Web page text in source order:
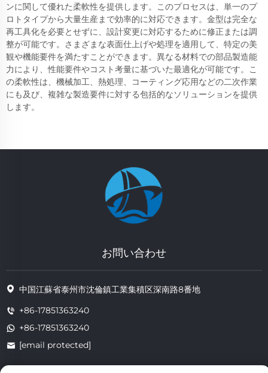
ンに関して優れた柔軟性を提供します。このプロセスは、単一のプ
ロトタイプから大量生産まで効率的に対応できます。金型は完全な
再工具化を必要とせずに、設計変更に対応するために修正または調
整が可能です。さまざまな表面仕上げや処理を適用して、特定の美
観や機能要件を満たすことができます。異なる材料での部品製造能
力により、性能要件やコスト考量に基づいた最適化が可能です。こ
の柔軟性は、機械加工、熱処理、コーティング応用などの二次作業
にも及び、複雑な製造要件に対する包括的なソリューションを提供
します。
お問い合わせ
中国江蘇省泰州市沈倫鎮工業集積区深南路8番地
+86-17851363240
+86-17851363240
[email protected]